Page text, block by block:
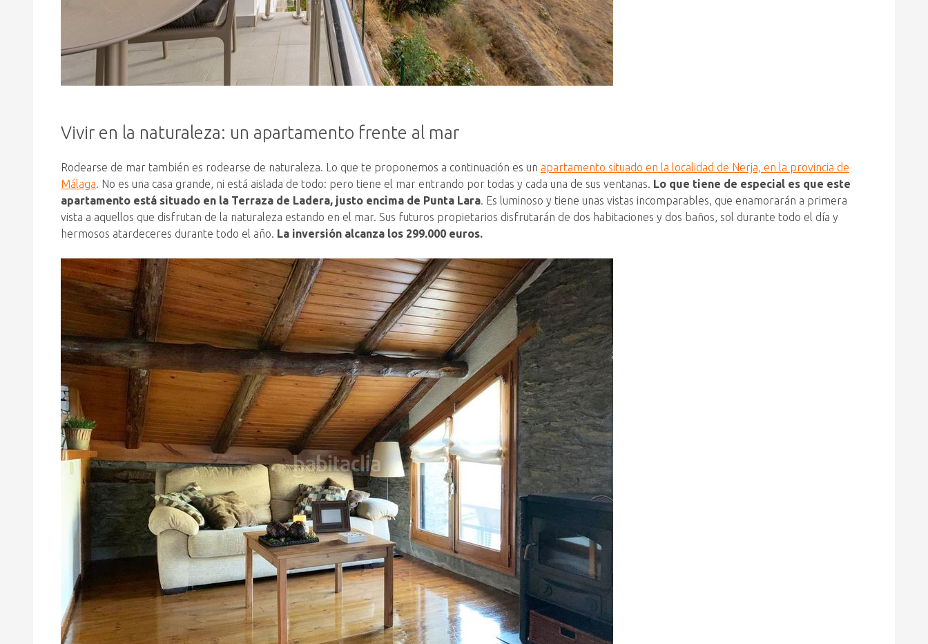
Vivir en la naturaleza: un apartamento frente al mar
Rodearse de mar también es rodearse de naturaleza. Lo que te proponemos a continuación es un apartamento situado en la localidad de Nerja, en la provincia de
Málaga. No es una casa grande, ni está aislada de todo: pero tiene el mar entrando por todas y cada una de sus ventanas. Lo que tiene de especial es que este
apartamento está situado en la Terraza de Ladera, justo encima de Punta Lara. Es luminoso y tiene unas vistas incomparables, que enamorarán a primera
vista a aquellos que disfrutan de la naturaleza estando en el mar. Sus futuros propietarios disfrutarán de dos habitaciones y dos baños, sol durante todo el día y
hermosos atardeceres durante todo el año. La inversión alcanza los 299.000 euros.